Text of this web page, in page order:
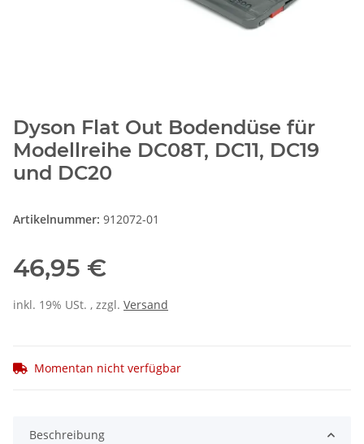
Dyson Flat Out Bodendüse für
Modellreihe DC08T, DC11, DC19
und DC20
Artikelnummer: 912072-01
46,95 €
inkl. 19% USt. , zzgl. Versand
Momentan nicht verfügbar
Beschreibung